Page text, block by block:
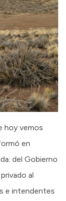
hoy vemos
en
del Gobierno
al
e intendentes